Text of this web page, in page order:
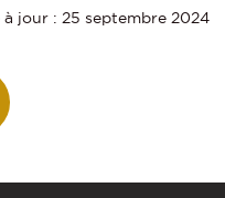
à jour : 25 septembre 2024